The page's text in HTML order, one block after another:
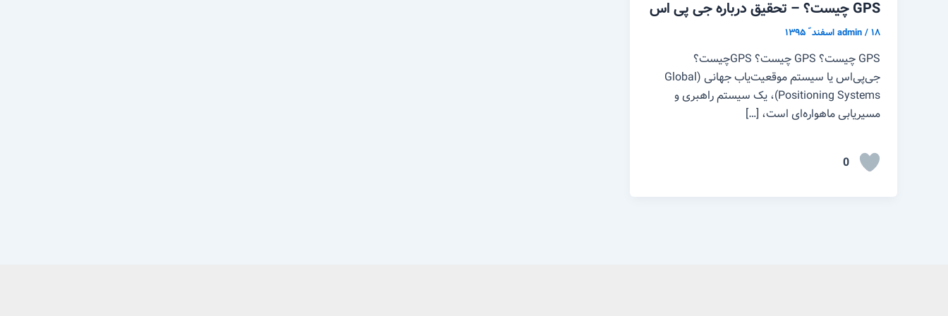
GPS چیست؟ – تحقیق درباره جی پی اس
admin/۱۸ اسفند ّ ۱۳۹۵
GPS چیست؟ GPS چیست؟ GPSچیست؟
جی‌پی‌اس یا سیستم موقعیت‌یاب جهانی (Global
Positioning Systems)، یک سیستم راهبری و
مسیریابی ماهواره‌ای است، […]
0